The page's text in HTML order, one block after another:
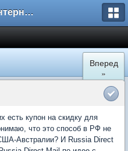
Форум интернет покупателей
Вперед
»
есть купон на скидку для
что это способ в РФ не
Австралии? И Russia Direct